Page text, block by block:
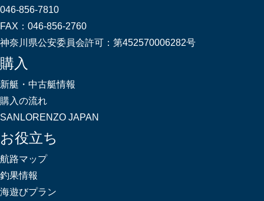
046-856-7810
FAX： 046-856-2760
神奈川県公安委員会許可： 第452570006282号
購入
新艇・中古艇情報
購入の流れ
SANLORENZO JAPAN
お役立ち
航路マップ
釣果情報
海遊びプラン